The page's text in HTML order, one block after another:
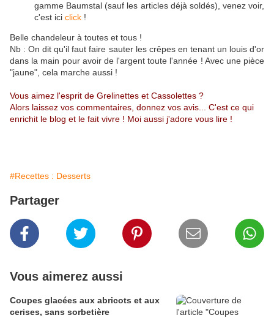
gamme Baumstal (sauf les articles déjà soldés), venez voir,
c'est ici click !
Belle chandeleur à toutes et tous !
Nb : On dit qu'il faut faire sauter les crêpes en tenant un louis d'or
dans la main pour avoir de l'argent toute l'année ! Avec une pièce
"jaune", cela marche aussi !
Vous aimez l'esprit de Grelinettes et Cassolettes ?
Alors laissez vos commentaires, donnez vos avis... C'est ce qui
enrichit le blog et le fait vivre ! Moi aussi j'adore vous lire !
#Recettes : Desserts
Partager
Vous aimerez aussi
Coupes glacées aux abricots et aux
cerises, sans sorbetière